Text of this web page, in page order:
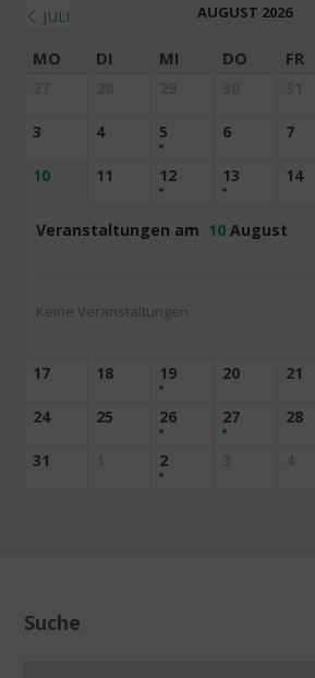
JULI AUGUST 2026
MO DI MI DO FR
3 4 5 6 7
10 11 12 13 14
Veranstaltungen am 10 August
Keine Veranstaltungen
17 18 19 20 21
24 25 26 27 28
31 2
Suche